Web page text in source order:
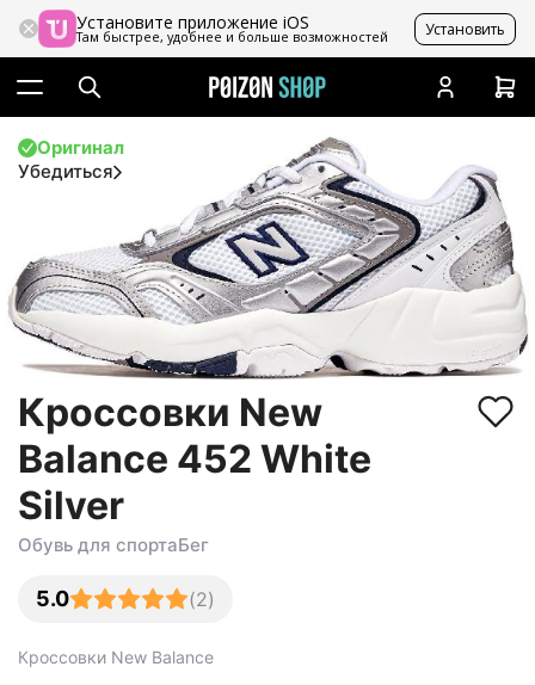
Установите приложение iOS
Там быстрее, удобнее и больше возможностей Установить
Оригинал
Убедиться
Кроссовки New
Balance 452 White
Silver
Обувь для спортаБег
5.0 (2)
Кроссовки New Balance